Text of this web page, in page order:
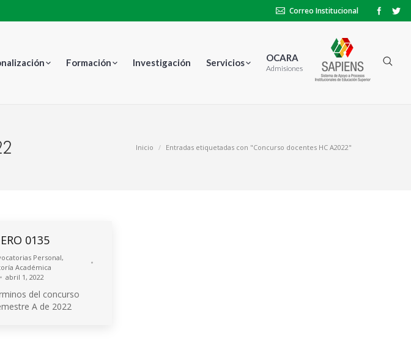
Correo Institucional
Formación Investigación Servicios OCARA
Admisiones
Inicio Entradas etiquetadas con "Concurso docentes HC A2022"
0135
Personal,
Académica
abril 1, 2022
del concurso
A de 2022